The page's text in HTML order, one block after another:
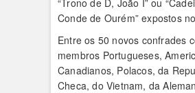
“Trono de D, João I” ou
Conde de Ourém” expostos
Entre os 50 novos confrades
membros Portugueses,
Canadianos, Polacos, da
Checa, do Vietnam, da